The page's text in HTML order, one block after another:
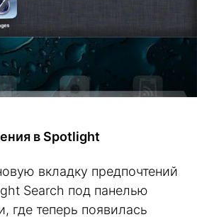
в Spotlight
вкладку предпочтений
Search под панелью
где теперь появилась